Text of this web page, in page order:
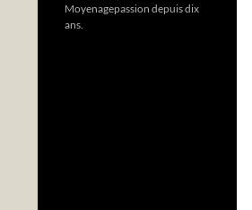
Moyenagepassion depuis dix
ans.